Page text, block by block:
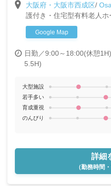
大阪府・大阪市西成区/
護付き・住宅型有料老人ホ
Google Map
日勤／9:00～18:00(休憩1H)
5.5H)
大型施設
若手多い
育成重視
のんびり
詳細
（勤務時間